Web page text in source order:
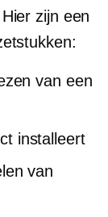
zijn een
van een
installeert
van